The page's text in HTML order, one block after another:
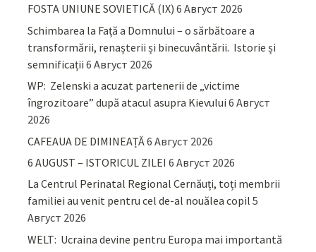
FOSTA UNIUNE SOVIETICĂ (IX) 6 Август 2026
Schimbarea la Față a Domnului – o sărbătoare a
transformării, renașterii și binecuvântării. Istorie și
semnificații 6 Август 2026
WP: Zelenski a acuzat partenerii de „victime
îngrozitoare” după atacul asupra Kievului 6 Август
2026
CAFEAUA DE DIMINEAȚĂ6 Август 2026
6 AUGUST – ISTORICUL ZILEI 6 Август 2026
La Centrul Perinatal Regional Cernăuți, toți membrii
familiei au venit pentru cel de-al nouălea copil 5
Август 2026
WELT: Ucraina devine pentru Europa mai importantă